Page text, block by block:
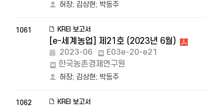
허장; 김상현; 박동주
1061 KREI 보고서
[e-세계농업] 제21호 (2023년 6월)
2023-06
E03e-20-e21
한국농촌경제연구원
허장; 김상현; 박동주
1062 KREI 보고서